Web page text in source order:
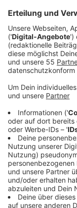
Anzeige
Wer rund um
nächsten Tagen
starke Nerven.
Himmelfahrt mit
Staureicher
Anzeige
Besonders
ADAC voll